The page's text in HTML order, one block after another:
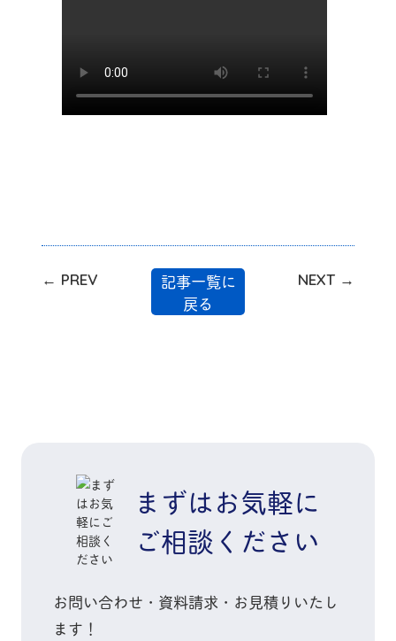
動車保険 #損害保険 #保
険代理店 #保険見直し #
険 #傷害保険 #保険 #大
分 #代理店 #営業 #事務
#なかよし #社員 #ファ
← PREV
記事一覧に
戻る
NEXT →
まずはお気軽に
ご相談ください
お問い合わせ・資料請求・お見積りいたし
ます！